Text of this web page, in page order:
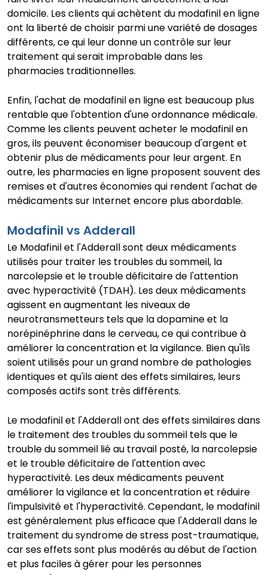
domicile. Les clients qui achètent du modafinil en ligne
ont la liberté de choisir parmi une variété de dosages
différents, ce qui leur donne un contrôle sur leur
traitement qui serait improbable dans les
pharmacies traditionnelles.
Enfin, l'achat de modafinil en ligne est beaucoup plus
rentable que l'obtention d'une ordonnance médicale.
Comme les clients peuvent acheter le modafinil en
gros, ils peuvent économiser beaucoup d'argent et
obtenir plus de médicaments pour leur argent. En
outre, les pharmacies en ligne proposent souvent des
remises et d'autres économies qui rendent l'achat de
médicaments sur Internet encore plus abordable.
Modafinil vs Adderall
Le Modafinil et l'Adderall sont deux médicaments
utilisés pour traiter les troubles du sommeil, la
narcolepsie et le trouble déficitaire de l'attention
avec hyperactivité (TDAH). Les deux médicaments
agissent en augmentant les niveaux de
neurotransmetteurs tels que la dopamine et la
norépinéphrine dans le cerveau, ce qui contribue à
améliorer la concentration et la vigilance. Bien qu'ils
soient utilisés pour un grand nombre de pathologies
identiques et qu'ils aient des effets similaires, leurs
composés actifs sont très différents.
Le modafinil et l'Adderall ont des effets similaires dans
le traitement des troubles du sommeil tels que le
trouble du sommeil lié au travail posté, la narcolepsie
et le trouble déficitaire de l'attention avec
hyperactivité. Les deux médicaments peuvent
améliorer la vigilance et la concentration et réduire
l'impulsivité et l'hyperactivité. Cependant, le modafinil
est généralement plus efficace que l'Adderall dans le
traitement du syndrome de stress post-traumatique,
car ses effets sont plus modérés au début de l'action
et plus faciles à gérer pour les personnes